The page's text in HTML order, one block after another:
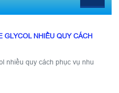
GLYCOL NHIỀU QUY CÁCH
nhiều quy cách phục vụ nhu